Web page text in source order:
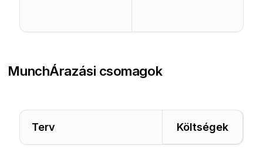
MunchÁrazási csomagok
Terv Költségek